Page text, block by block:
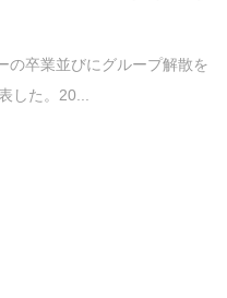
の卒業並びにグループ解散を
した。20...